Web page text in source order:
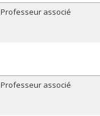
Professeur associé
Professeur associé